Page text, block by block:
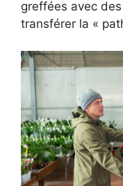
greffées avec
transférer la «